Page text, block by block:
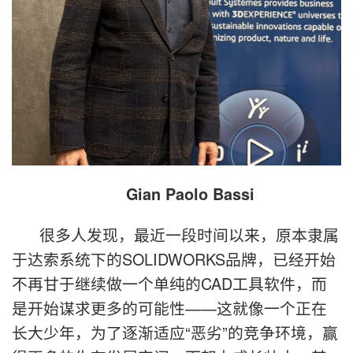
Gian Paolo Bassi
很多人发现，最近一段时间以来，原本隶属
于达索系统下的SOLIDWORKS品牌，已经开始
不再甘于继续做一个单纯的CAD工具软件，而
是开始谋求更多的可能性——这就像一个正在
长大少年，为了逐渐适应“恶劣”的竞争环境，赢